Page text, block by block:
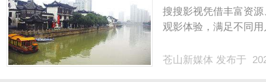
值
搜搜影视凭借丰富资
观影体验，满足不同
苍山新媒体 发布于